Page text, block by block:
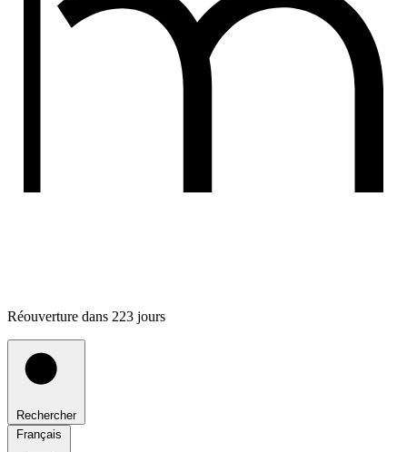
Réouverture dans 223 jours
Rechercher
Français